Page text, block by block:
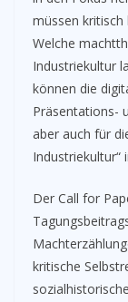
müssen
Welche
Industriekultur
können die
Präsentations-
aber auch für
Industriekultur“
Der Call for
kritische